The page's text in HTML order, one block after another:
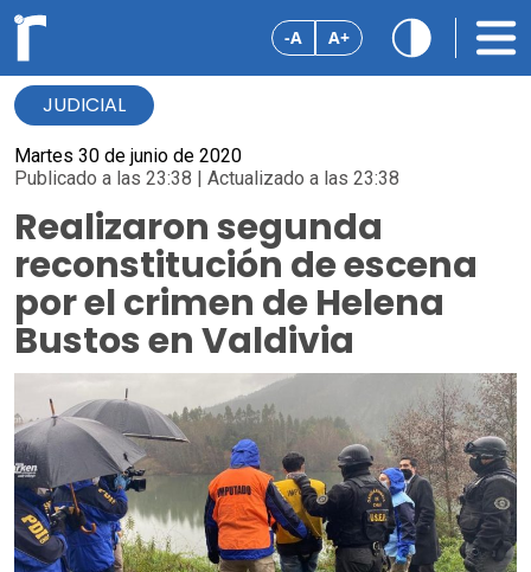
-A A+
JUDICIAL
Martes 30 de junio de 2020
Publicado a las 23:38 | Actualizado a las 23:38
Realizaron segunda
reconstitución de escena
por el crimen de Helena
Bustos en Valdivia